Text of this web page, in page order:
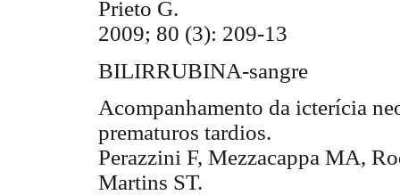
Prieto G.
2009; 80 (3): 209-13
BILIRRUBINA-sangre
Acompanhamento da icterícia
prematuros tardios.
Perazzini F, Mezzacappa MA,
Martins ST.